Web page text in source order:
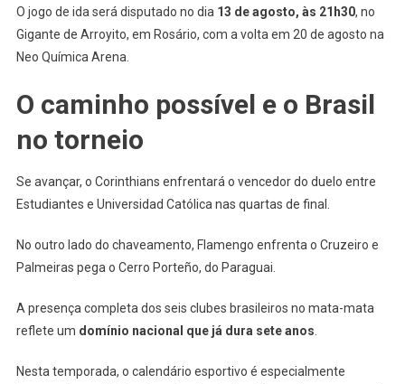
O jogo de ida será disputado no dia 13 de agosto, às 21h30, no
Gigante de Arroyito, em Rosário, com a volta em 20 de agosto na
Neo Química Arena.
O caminho possível e o Brasil
no torneio
Se avançar, o Corinthians enfrentará o vencedor do duelo entre
Estudiantes e Universidad Católica nas quartas de final.
No outro lado do chaveamento, Flamengo enfrenta o Cruzeiro e
Palmeiras pega o Cerro Porteño, do Paraguai.
A presença completa dos seis clubes brasileiros no mata-mata
reflete um domínio nacional que já dura sete anos
Nesta temporada, o calendário esportivo é especialmente